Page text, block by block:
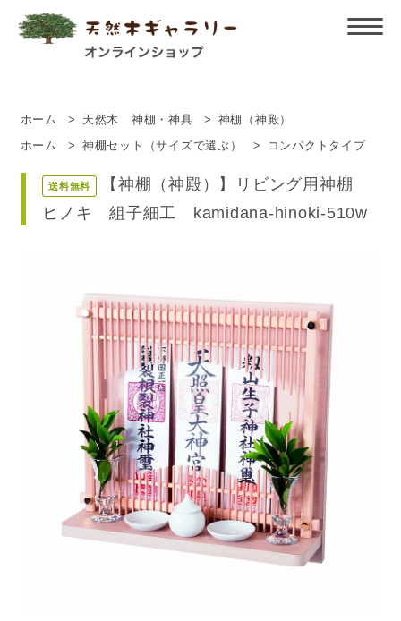
ホーム > 天然木 神棚・神具 > 神棚（神殿）
ホーム > 神棚セット（サイズで選ぶ） > コンパクトタイプ
送料無料
【神棚（神殿）】リビング用神棚
ヒノキ 組子細工 kamidana-hinoki-510w